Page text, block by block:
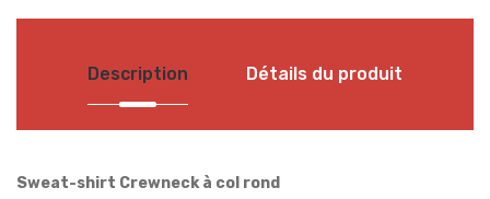
Description Détails du produit
Sweat-shirt Crewneck à col rond